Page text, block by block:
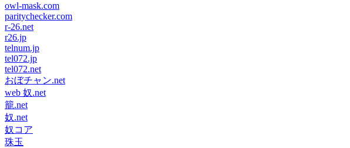
owl-mask.com
paritychecker.com
r-26.net
r26.jp
telnum.jp
tel072.jp
tel072.net
おぼチャン.net
web 奴.net
籠.net
奴.net
奴コア
珠玉